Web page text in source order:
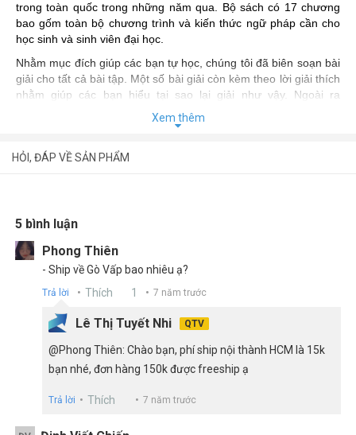
trong toàn quốc trong những năm qua. Bộ sách có 17 chương
bao gốm toàn bộ chương trình và kiến thức ngữ pháp cần cho
học sinh và sinh viên đại học.
Nhằm mục đích giúp các bạn tự học, chúng tôi đã biên soạn bài
giải cho tất cả bài tập. Một số bài giải còn kèm theo lời giải thích
nhằm giúp các bạn hiểu tại sao lại giải như vậy. Ngoài ra
Ngữ Pháp Tiếng Anh Diễn Giải
thư mục nhằm giúp các bạn có thể tra cứu nhanh chóng một
Xem thêm
HỎI, ĐÁP VỀ SẢN PHẨM
5 bình luận
Phong Thiên
- Ship về Gò Vấp bao nhiêu ạ?
Trả lời Thích 1 7 năm trước
Lê Thị Tuyết Nhi QTV
@Phong Thiên: Chào bạn, phí ship nội thành HCM là 15k
bạn nhé, đơn hàng 150k được freeship ạ
Trả lời Thích 7 năm trước